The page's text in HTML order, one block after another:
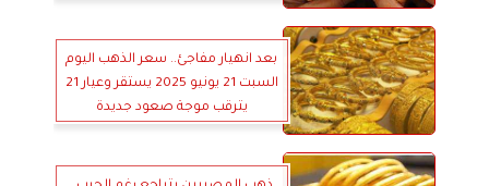
بعد انهيار مفاجئ.. سعر الذهب اليوم
السبت 21 يونيو 2025 يستقر وعيار 21
يترقب موجة صعود جديدة